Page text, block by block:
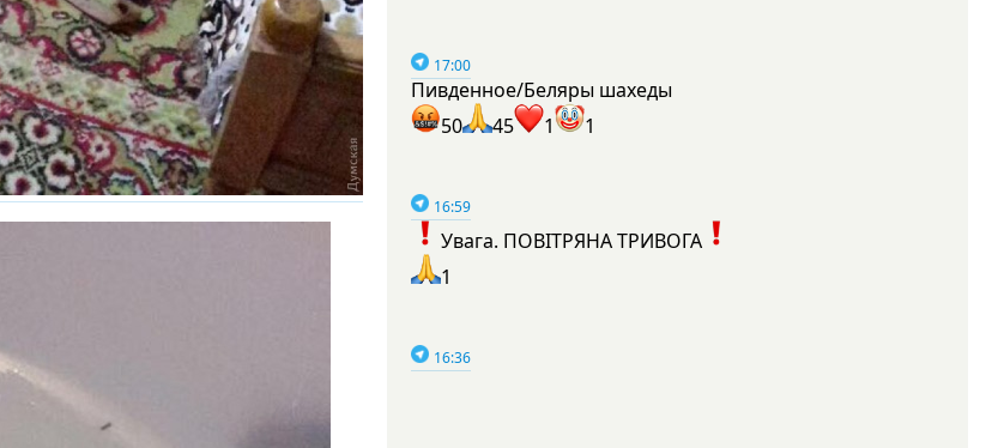
17:00
Пивденное/Беляры шахеды
50
45 1 1
16:59
Увага. ПОВІТРЯНА ТРИВОГА
1
16:36